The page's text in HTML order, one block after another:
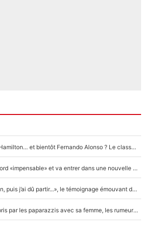
Max Verstappen, Lewis Hamilton… et bientôt Fernando Alonso ? Le classement des pilotes les mieux payés en Formule 1 risque de changer !
F1 - Alpine signe un accord «impensable» et va entrer dans une nouvelle dimension : Grande nouvelle pour Pierre Gasly !
F1 : « Je lui ai fait un câlin, puis j’ai dû partir...», le témoignage émouvant de Max Verstappen sur sa fille
F1 : Charles Leclerc surpris par les paparazzis avec sa femme, les rumeurs étaient vraies !